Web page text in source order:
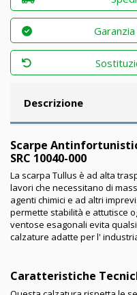
Descrizione
Scarpe
SRC 10040-000
La scarpa Tullus è ad alta
lavori che necessitano di
agenti chimici e ad altri
permette stabilità e attutisce
ventose esagonali evita
calzature adatte per l'
Caratteristiche